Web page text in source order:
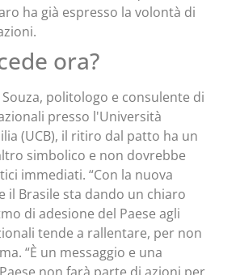
ha già espresso la volontà di
ora?
politologo e consulente di
presso l'Università
(UCB), il ritiro dal patto ha un
simbolico e non dovrebbe
immediati. “Con la nuova
il Brasile sta dando un chiaro
di adesione del Paese agli
tende a rallentare, per non
“È un messaggio e una